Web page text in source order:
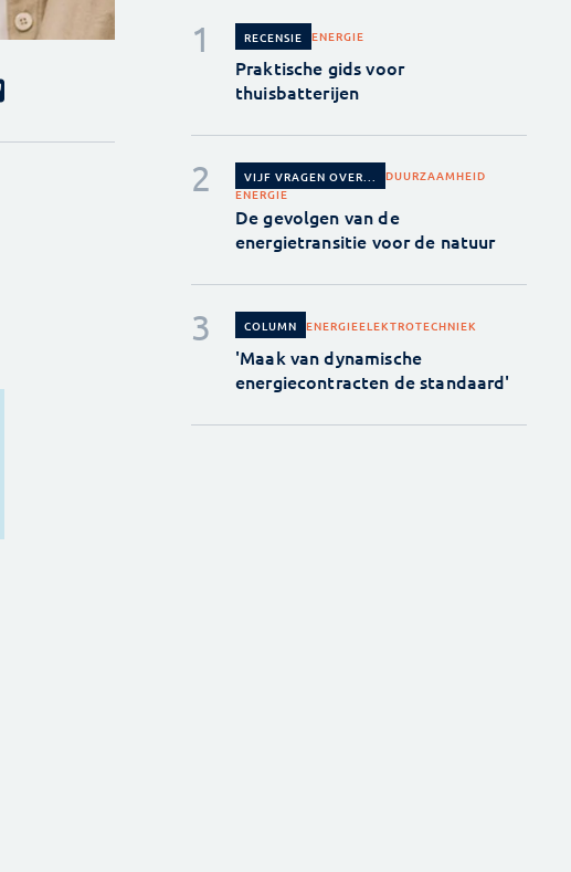
RECENSIE ENERGIE
Praktische gids voor
thuisbatterijen
VIJF VRAGEN OVER...
DUURZAAMHEID
ENERGIE
De gevolgen van de
energietransitie voor de natuur
COLUMN ENERGIEELEKTROTECHNIEK
'Maak van dynamische
energiecontracten de standaard'